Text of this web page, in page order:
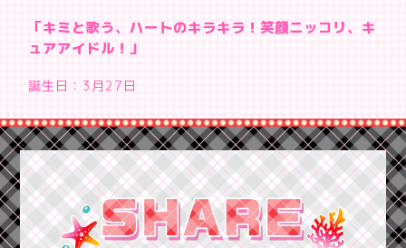
「キミと歌う、ハートのキラキラ！笑顔ニッコリ、キ
ュアアイドル！」
誕生日：3月27日